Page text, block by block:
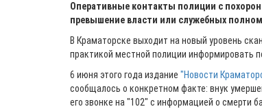
Оперативные контакты полиции с
превышение власти или служебных
В Краматорске выходит на новый уровень
практикой местной полиции информировать
6 июня этого года издание "Новости
сообщалось о конкретном факте: внук
его звонке на "102" с информацией о смерти